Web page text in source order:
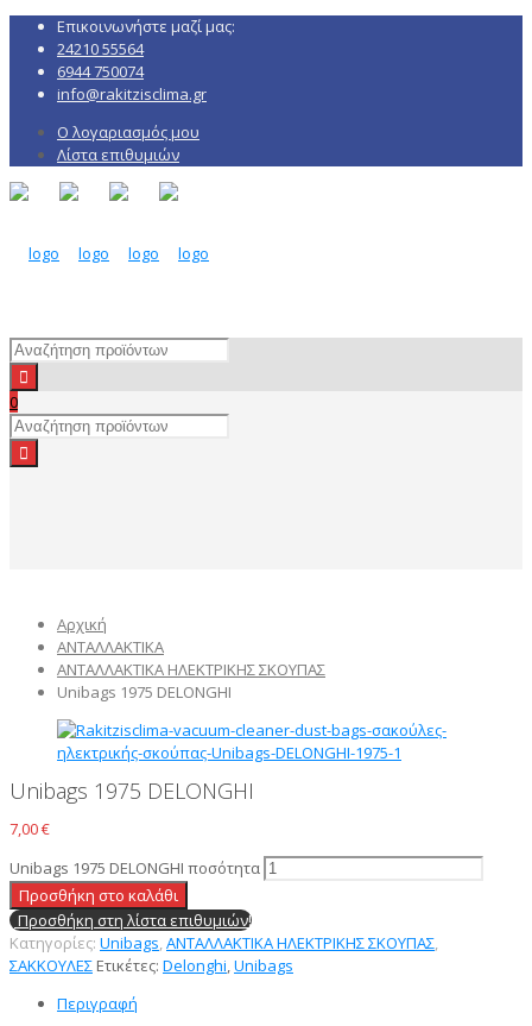
Επικοινωνήστε μαζί μας:
24210 55564
6944 750074
info@rakitzisclima.gr
Ο λογαριασμός μου
Λίστα επιθυμιών
0
Αρχική
ΑΝΤΑΛΛΑΚΤΙΚΑ
ΑΝΤΑΛΛΑΚΤΙΚΑ ΗΛΕΚΤΡΙΚΗΣ ΣΚΟΥΠΑΣ
Unibags 1975 DELONGHI
Unibags 1975 DELONGHI
7,00€
Unibags 1975 DELONGHI ποσότητα
Προσθήκη στο καλάθι
Προσθήκη στη λίστα επιθυμιών!
Κατηγορίες: Unibags,ΑΝΤΑΛΛΑΚΤΙΚΑ ΗΛΕΚΤΡΙΚΗΣ ΣΚΟΥΠΑΣ,
ΣΑΚΚΟΥΛΕΣ Ετικέτες: Delonghi,Unibags
Περιγραφή